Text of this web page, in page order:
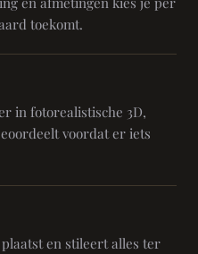
toekomt.
in fotorealistische 3D,
voordat er iets
en stileert alles ter